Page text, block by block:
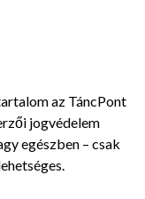
az TáncPont
jogvédelem
egészben – csak